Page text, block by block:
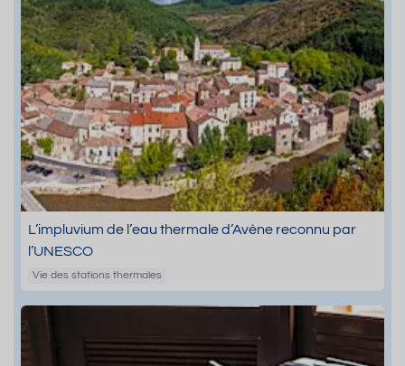
L’impluvium de l’eau thermale d’Avène reconnu par
l’UNESCO
Vie des stations thermales